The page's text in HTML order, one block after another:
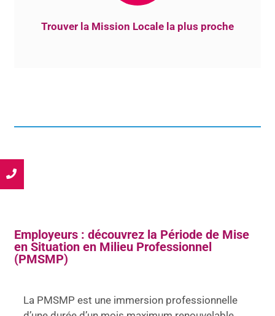
Trouver la Mission Locale la plus proche
Employeurs : découvrez la Période de Mise
en Situation en Milieu Professionnel
(PMSMP)
La PMSMP est une immersion professionnelle